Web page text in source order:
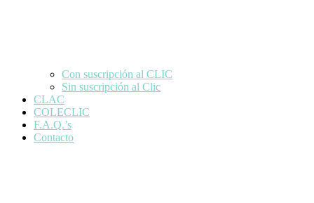
Con suscripción al CLIC
Sin suscripción al Clic
CLAC
COLECLIC
F.A.Q.’s
Contacto